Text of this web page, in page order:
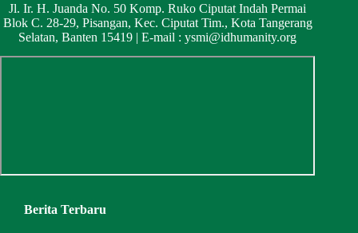
Jl. Ir. H. Juanda No. 50 Komp. Ruko Ciputat Indah Permai
Blok C. 28-29, Pisangan, Kec. Ciputat Tim., Kota Tangerang
Selatan, Banten 15419 | E-mail :ysmi@idhumanity.org
Berita Terbaru